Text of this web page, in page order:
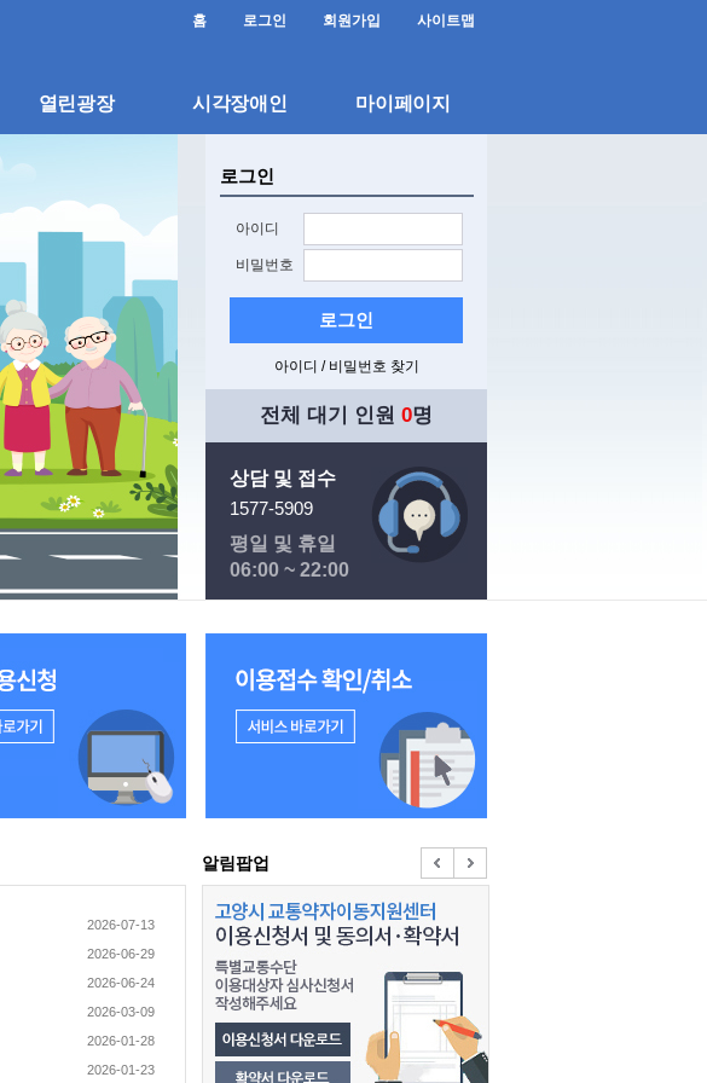
홈 로그인 회원가입 사이트맵
열린광장 시각장애인 마이페이지
로그인
아이디
비밀번호
로그인
아이디 / 비밀번호 찾기
전체 대기 인원 0명
상담 및 접수
1577-5909
평일 및 휴일
06:00 ~ 22:00
2026-07-13
2026-06-29
2026-06-24
2026-03-09
2026-01-28
2026-01-23
알림팝업